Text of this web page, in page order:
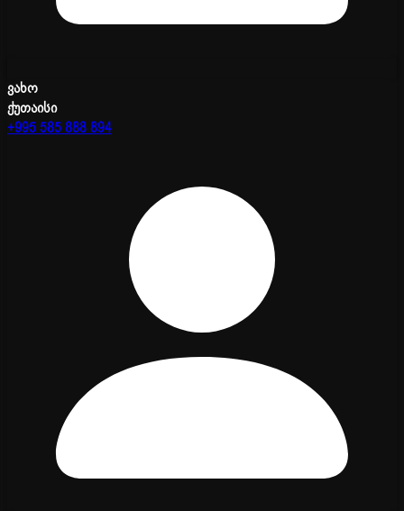
ვახო
ქუთაისი
+995 585 888 894